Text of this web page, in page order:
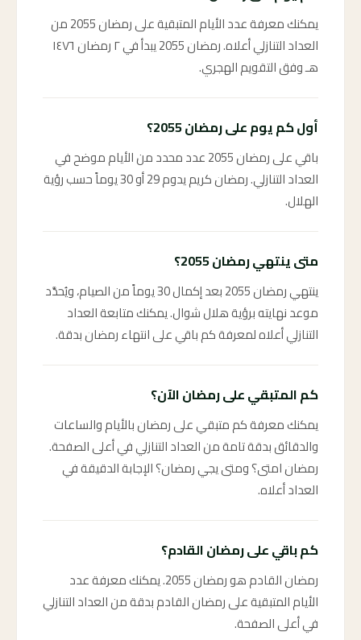
يمكنك معرفة عدد الأيام المتبقية على رمضان 2055 من
العداد التنازلي أعلاه. رمضان 2055 يبدأ في ٢ رمضان ١٤٧٦
هـ وفق التقويم الهجري.
أول كم يوم على رمضان 2055؟
باقي على رمضان 2055 عدد محدد من الأيام موضح في
العداد التنازلي. رمضان كريم يدوم 29 أو 30 يوماً حسب رؤية
الهلال.
متى ينتهي رمضان 2055؟
ينتهي رمضان 2055 بعد إكمال 30 يوماً من الصيام، ويُحدَّد
موعد نهايته برؤية هلال شوال. يمكنك متابعة العداد
التنازلي أعلاه لمعرفة كم باقي على انتهاء رمضان بدقة.
كم المتبقي على رمضان الآن؟
يمكنك معرفة كم متبقي على رمضان بالأيام والساعات
والدقائق بدقة تامة من العداد التنازلي في أعلى الصفحة.
رمضان امتى؟ ومتى يجي رمضان؟ الإجابة الدقيقة في
العداد أعلاه.
كم باقي على رمضان القادم؟
رمضان القادم هو رمضان 2055. يمكنك معرفة عدد
الأيام المتبقية على رمضان القادم بدقة من العداد التنازلي
في أعلى الصفحة.